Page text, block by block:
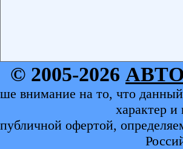
© 2005-2026
внимание на то, что
характер
офертой,